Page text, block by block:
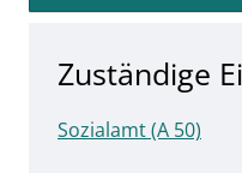
Zuständige
Sozialamt (A 50)